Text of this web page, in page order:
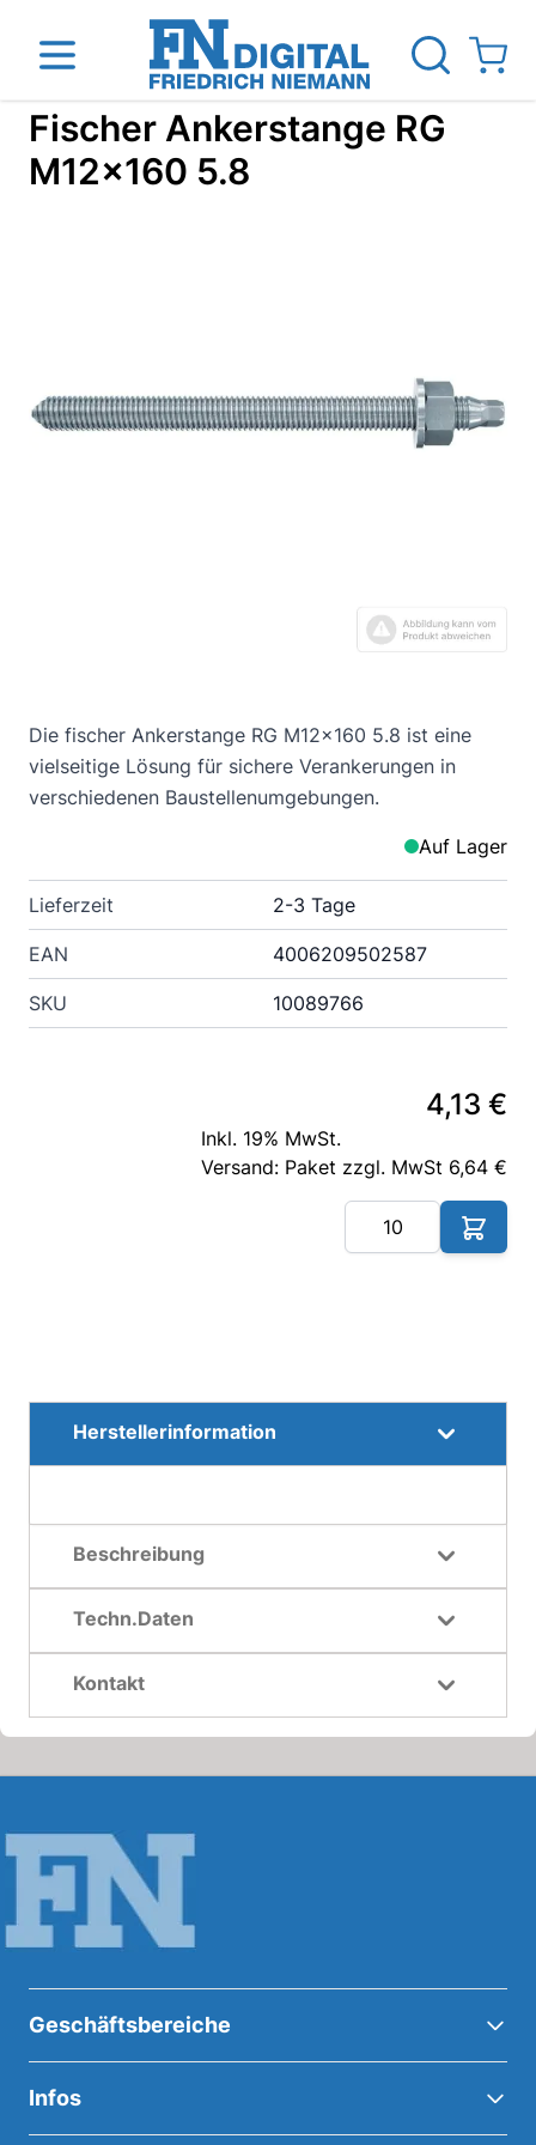
Direkt zum Inhalt
View
Fischer Ankerstange RG
M12x160 5.8
Die fischer Ankerstange RG M12x160 5.8 ist eine
vielseitige Lösung für sichere Verankerungen in
verschiedenen Baustellenumgebungen.
Auf Lager
Lieferzeit 2-3 Tage
EAN 4006209502587
SKU 10089766
4,13 €
Inkl. 19% MwSt.
Versand: Paket zzgl. MwSt 6,64 €
Herstellerinformation
Beschreibung
Techn.Daten
Kontakt
Geschäftsbereiche
Infos